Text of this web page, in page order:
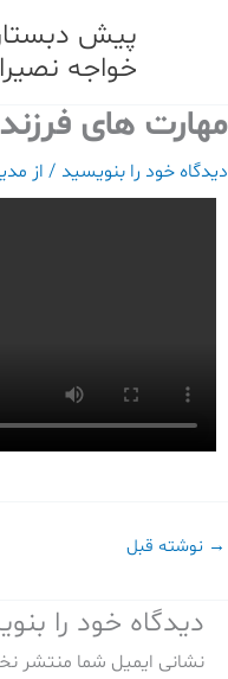
پیش
خواجه
مهارت های
دیدگاه‌ خود را بنویسید / از
→ نوشته قبل
دیدگاه‌ خود را
نشانی ایمیل شما منتشر